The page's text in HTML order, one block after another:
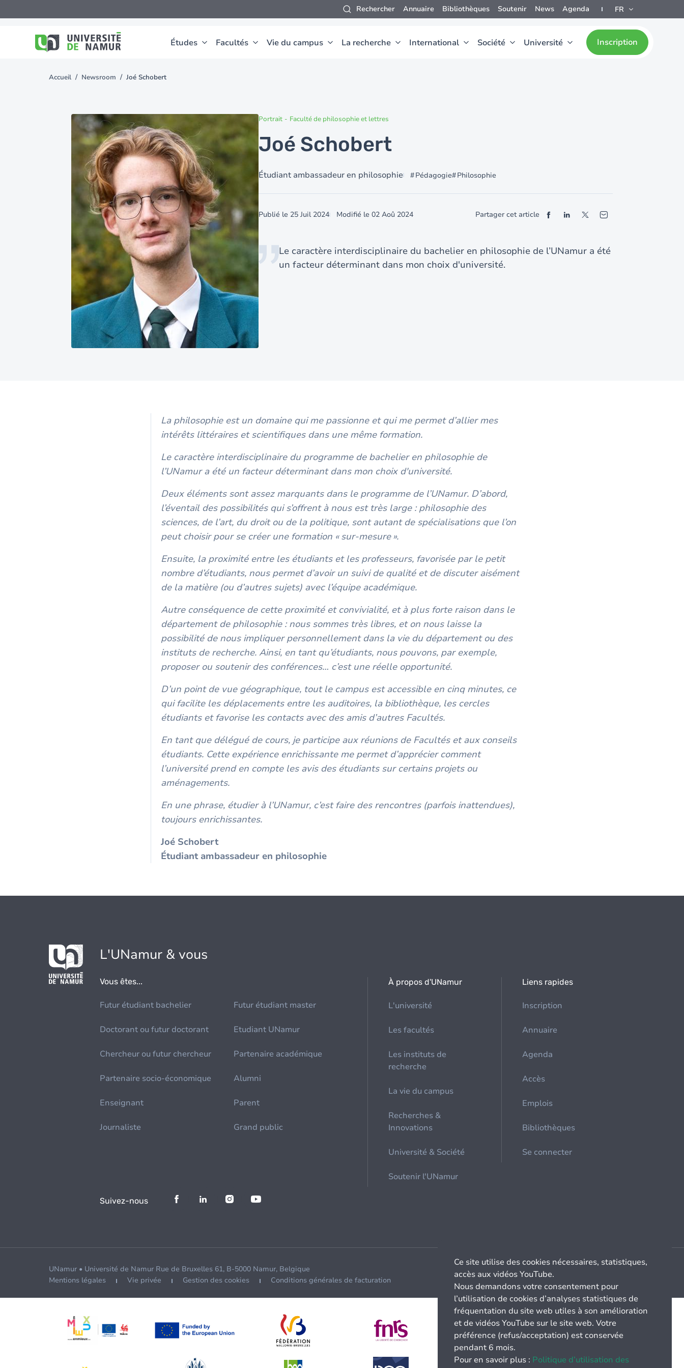
Rechercher Annuaire Bibliothèques Soutenir News Agenda FR
Études Facultés Vie du campus La recherche International Société Université Inscription
au
You
Accueil Newsroom Joé Schobert
Portrait - Faculté de philosophie et lettres
Joé Schobert
Étudiant ambassadeur en philosophie Pédagogie Philosophie
Publié le 25 Juil 2024 Modifié le 02 Aoû 2024 Partager cet article
Le caractère interdisciplinaire du bachelier en philosophie de l’UNamur a été
un facteur déterminant dans mon choix d'université.
La philosophie est un domaine qui me passionne et qui me permet d’allier mes
intérêts littéraires et scientifiques dans une même formation.
Le caractère interdisciplinaire du programme de bachelier en philosophie de
l’UNamur a été un facteur déterminant dans mon choix d'université.
Deux éléments sont assez marquants dans le programme de l’UNamur. D’abord,
l’éventail des possibilités qui s’offrent à nous est très large : philosophie des
sciences, de l’art, du droit ou de la politique, sont autant de spécialisations que l’on
peut choisir pour se créer une formation « sur-mesure ».
Ensuite, la proximité entre les étudiants et les professeurs, favorisée par le petit
nombre d’étudiants, nous permet d’avoir un suivi de qualité et de discuter aisément
de la matière (ou d’autres sujets) avec l’équipe académique.
Autre conséquence de cette proximité et convivialité, et à plus forte raison dans le
département de philosophie : nous sommes très libres, et on nous laisse la
possibilité de nous impliquer personnellement dans la vie du département ou des
instituts de recherche. Ainsi, en tant qu’étudiants, nous pouvons, par exemple,
proposer ou soutenir des conférences… c’est une réelle opportunité.
D’un point de vue géographique, tout le campus est accessible en cinq minutes, ce
qui facilite les déplacements entre les auditoires, la bibliothèque, les cercles
étudiants et favorise les contacts avec des amis d’autres Facultés.
En tant que délégué de cours, je participe aux réunions de Facultés et aux conseils
étudiants. Cette expérience enrichissante me permet d’apprécier comment
l’université prend en compte les avis des étudiants sur certains projets ou
aménagements.
En une phrase, étudier à l’UNamur, c’est faire des rencontres (parfois inattendues),
toujours enrichissantes.
Joé Schobert
Étudiant ambassadeur en philosophie
L'UNamur & vous
Vous êtes...
Futur étudiant bachelier Futur étudiant master
Doctorant ou futur doctorant Etudiant UNamur
Chercheur ou futur chercheur Partenaire académique
Partenaire socio-économique Alumni
Enseignant Parent
Journaliste Grand public
À propos d'UNamur
L'université
Les facultés
Les instituts de
recherche
La vie du campus
Recherches &
Innovations
Université & Société
Soutenir l'UNamur
Liens rapides
Inscription
Annuaire
Agenda
Accès
Emplois
Bibliothèques
Se connecter
Suivez-nous
UNamur • Université de Namur Rue de Bruxelles 61, B-5000 Namur, Belgique
Mentions légales
Vie privée Gestion des cookies Conditions générales de facturation
Ce site utilise des cookies nécessaires, statistiques,
accès aux vidéos YouTube.
Nous demandons votre consentement pour
l’utilisation de cookies d’analyses statistiques de
fréquentation du site web utiles à son amélioration
et de vidéos YouTube sur le site web. Votre
préférence (refus/acceptation) est conservée
pendant 6 mois.
Pour en savoir plus : Politique d’utilisation des